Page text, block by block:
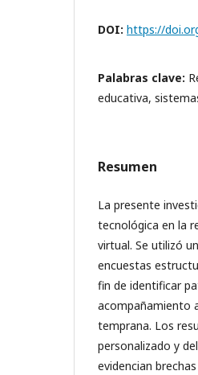
DOI: https://
Palabras clave:
educativa,
Resumen
La presente
tecnológica en la
virtual. Se utilizó
encuestas
fin de identificar
acompañamiento
temprana. Los
personalizado y
evidencian